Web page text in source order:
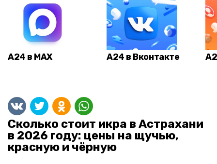
А24 в MAX А24 в Вконтакте
Сколько стоит икра в Астрахани
в 2026 году: цены на щучью,
красную и чёрную